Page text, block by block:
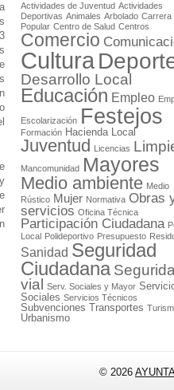
Actividades de Juventud Actividades
Deportivas Animales Arbolado Carrera
Popular Centro de Salud Centros
Comercio
Cultura
Desarrollo Local
Educación Empleo
Escolarización Festejos
Formación Hacienda Local
Juventud Licencias
Mancomunidad Mayores
Medio ambiente Medio
Rústico Mujer Normativa Obras
servicios Oficina Técnica
Participación Ciudadana
Local Polideportivo Presupuesto
Sanidad Seguridad
Ciudadana
vial
Serv. Sociales y Mayor
Sociales Servicios Técnicos
Subvenciones Transportes
Urbanismo
© 2026